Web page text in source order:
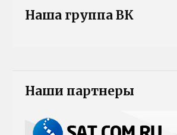
Наша группа ВК
Наши партнеры